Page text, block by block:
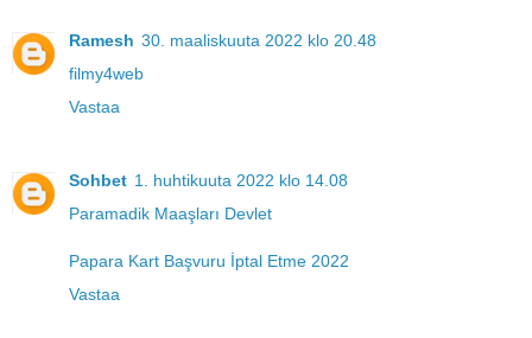
Ramesh 30. maaliskuuta 2022 klo 20.48
filmy4web
Vastaa
Sohbet 1. huhtikuuta 2022 klo 14.08
Paramadik Maaşları Devlet
Papara Kart Başvuru İptal Etme 2022
Vastaa